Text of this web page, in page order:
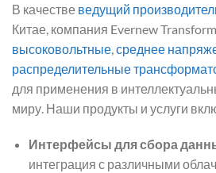
В качестве ведущий
Китае, компания Evernew
высоковольтные среднее
распределительные
для применения в
миру. Наши продукты и услуги
Интерфейсы для сбора
интеграция с различными